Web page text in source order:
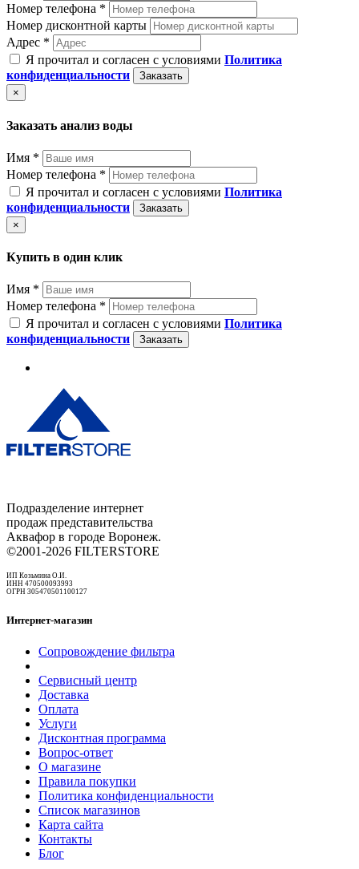
Номер телефона *
Номер дисконтной карты
Адрес *
Я прочитал и согласен с условиями Политика
конфиденциальности
Заказать
×
Заказать анализ воды
Имя *
Номер телефона *
Я прочитал и согласен с условиями Политика
конфиденциальности
Заказать
×
Купить в один клик
Имя *
Номер телефона *
Я прочитал и согласен с условиями Политика
конфиденциальности
Заказать
Подразделение интернет
продаж представительства
Аквафор в городе Воронеж.
©2001-2026 FILTERSTORE
ИП Козьмина О.И.
ИНН 470500093993
ОГРН 305470501100127
Интернет-магазин
Сопровождение фильтра
Сервисный центр
Доставка
Оплата
Услуги
Дисконтная программа
Вопрос-ответ
О магазине
Правила покупки
Политика конфиденциальности
Список магазинов
Карта сайта
Контакты
Блог